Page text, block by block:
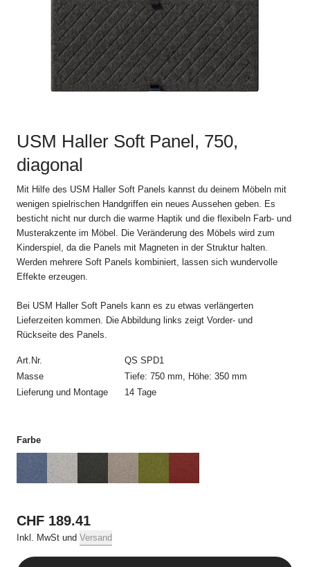
USM Haller Soft Panel, 750,
diagonal
Mit Hilfe des USM Haller Soft Panels kannst du deinem Möbeln mit
wenigen spielrischen Handgriffen ein neues Aussehen geben. Es
besticht nicht nur durch die warme Haptik und die flexibeln Farb- und
Musterakzente im Möbel. Die Veränderung des Möbels wird zum
Kinderspiel, da die Panels mit Magneten in der Struktur halten.
Werden mehrere Soft Panels kombiniert, lassen sich wundervolle
Effekte erzeugen.
Bei USM Haller Soft Panels kann es zu etwas verlängerten
Lieferzeiten kommen. Die Abbildung links zeigt Vorder- und
Rückseite des Panels.
Art.Nr.
QS SPD1
Masse
Tiefe: 750 mm, Höhe: 350 mm
Lieferung und Montage
14 Tage
Farbe
CHF 189.41
Inkl. MwSt und Versand
Verkaufs- und Lieferbedingungen auf Ihre Bestellung
einverstanden.
Abweichungen und Nebenabreden zu den jeweils gültigen
Verkaufs- und Lieferbedingungen, einschliesslich der
Abänderung dieser Bestimmung, sind nur gültig, wenn sie
schriftlich vereinbart sind.
Alle Angebote im Online Shop auf www.usm.com sind
zum Abschluss eines Kaufvertrags gemäss diesen Verkaufs-
(„USM“).
USM schickt dem Kunden nach Absendung der Bestellung eine
automatische Auftragsbestätigung zu, in der die Einzelheiten der
Bestellung noch einmal aufgeführt werden. Der Kaufvertrag
kommt erst durch die schriftliche Auftragsbestätigung von USM
und allein mit USM zustande. Die Auftragsbestätigung bedarf
werden.
3. Preise und Versandkosten
Alle Preise beinhalten die jeweilige geltende Mehrwertsteuer
und, sofern nicht anders erwähnt, die Kosten für die Lieferung.
5. Lieferung
Verfügbarkeit und Lieferfristen stellen keine verbindlichen oder
garantierten Liefertermine dar. Lieferverzögerungen berechtigen
weder zur Annahmeverweigerung noch zur Geltendmachung
von Schadenersatz. Ein Rücktrittsrecht besteht nur, wenn USM